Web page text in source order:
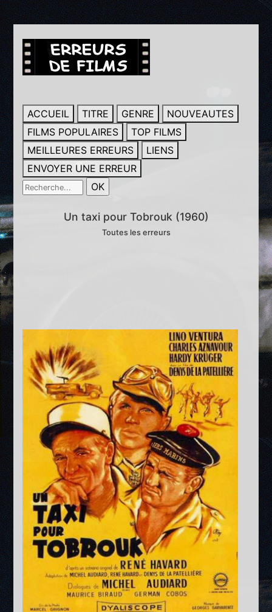
ACCUEIL TITRE GENRE
NOUVEAUTES
FILMS POPULAIRES
TOP FILMS
MEILLEURES ERREURS
LIENS
ENVOYER UNE ERREUR
Un taxi pour Tobrouk (1960)
Toutes les erreurs